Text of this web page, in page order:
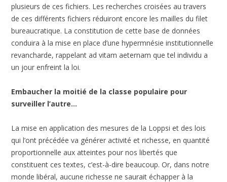
plusieurs de ces fichiers. Les recherches croisées au travers
de ces différents fichiers réduiront encore les mailles du filet
bureaucratique. La constitution de cette base de données
conduira à la mise en place d’une hypermnésie institutionnelle
revancharde, rappelant ad vitam aeternam que tel individu a
un jour enfreint la loi.
Embaucher la moitié de la classe populaire pour
surveiller l’autre…
La mise en application des mesures de la Loppsi et des lois
qui l’ont précédée va générer activité et richesse, en quantité
proportionnelle aux atteintes pour nos libertés que
constituent ces textes, c’est-à-dire beaucoup. Or, dans notre
monde libéral, aucune richesse ne saurait échapper à la